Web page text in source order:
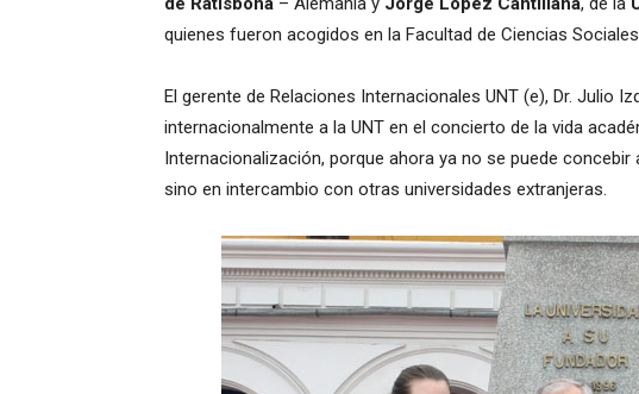
quienes fueron acogidos en la Facultad de Ciencias
El gerente de Relaciones Internacionales UNT (e), Dr. Julio
internacionalmente a la UNT en el concierto de la vida
Internacionalización, porque ahora ya no se puede
sino en intercambio con otras universidades extranjeras.